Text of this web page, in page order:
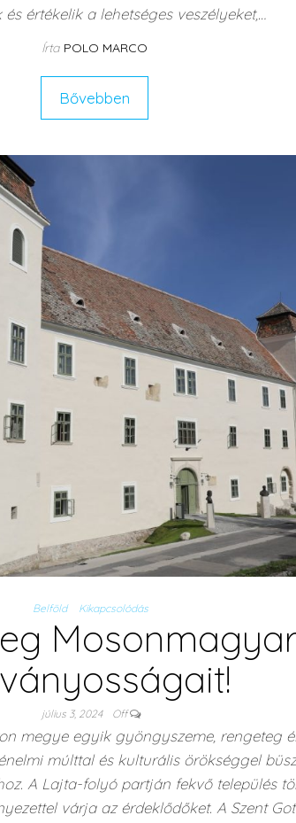
értékelik a lehetséges veszélyeket,…
Írta POLO MARCO
Bővebben
Belföld Kikapcsolódás
július 3, 2024 Off
megye egyik gyöngyszeme, rengeteg
múlttal és kulturális örökséggel
A Lajta-folyó partján fekvő település
várja az érdeklődőket. A Szent